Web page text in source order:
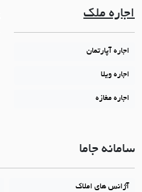
اجاره ملک
اجاره آپارتمان
اجاره ویلا
اجاره مغازه
سامانه جاما
آژانس های املاک